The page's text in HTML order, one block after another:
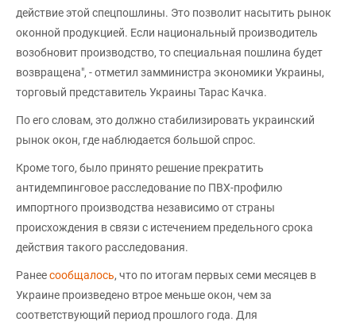
действие этой спецпошлины. Это позволит насытить рынок
оконной продукцией. Если национальный производитель
возобновит производство, то специальная пошлина будет
возвращена", - отметил замминистра экономики Украины,
торговый представитель Украины Тарас Качка.
По его словам, это должно стабилизировать украинский
рынок окон, где наблюдается большой спрос.
Кроме того, было принято решение прекратить
антидемпинговое расследование по ПВХ-профилю
импортного производства независимо от страны
происхождения в связи с истечением предельного срока
действия такого расследования.
Ранеесообщалось, что по итогам первых семи месяцев в
Украине произведено втрое меньше окон, чем за
соответствующий период прошлого года. Для